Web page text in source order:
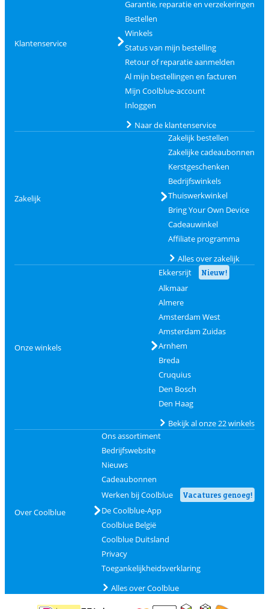
Klantenservice
Garantie, reparatie en verzekeringen
Bestellen
Winkels
Status van mijn bestelling
Retour of reparatie aanmelden
Al mijn bestellingen en facturen
Mijn Coolblue-account
Inloggen
Naar de klantenservice
Zakelijk
Zakelijk bestellen
Zakelijke cadeaubonnen
Kerstgeschenken
Bedrijfswinkels
Thuiswerkwinkel
Bring Your Own Device
Cadeauwinkel
Affiliate programma
Alles over zakelijk
Onze winkels
Ekkersrijt Nieuw!
Alkmaar
Almere
Amsterdam West
Amsterdam Zuidas
Arnhem
Breda
Cruquius
Den Bosch
Den Haag
Bekijk al onze 22 winkels
Over Coolblue
Ons assortiment
Bedrijfswebsite
Nieuws
Cadeaubonnen
Werken bij Coolblue
Vacatures genoeg!
De Coolblue-App
Coolblue België
Coolblue Duitsland
Privacy
Toegankelijkheidsverklaring
Alles over Coolblue